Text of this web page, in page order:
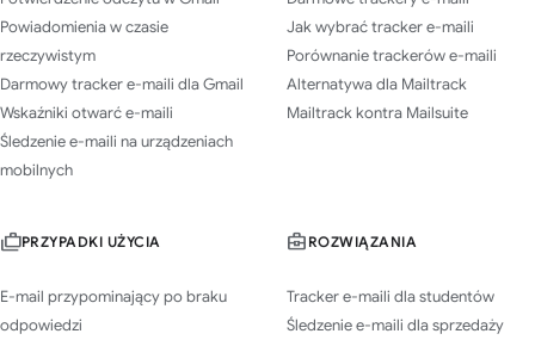
Powiadomienia w czasie
rzeczywistym
Darmowy tracker e-maili dla Gmail
Wskaźniki otwarć e-maili
Śledzenie e-maili na urządzeniach
mobilnych
Jak wybrać tracker e-maili
Porównanie trackerów e-maili
Alternatywa dla Mailtrack
Mailtrack kontra Mailsuite
PRZYPADKI UŻYCIA
E-mail przypominający po braku
odpowiedzi
ROZWIĄZANIA
Tracker e-maili dla studentów
Śledzenie e-maili dla sprzedaży